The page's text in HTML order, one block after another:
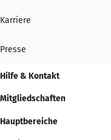
Karriere
Presse
Hilfe & Kontakt
Mitgliedschaften
Hauptbereiche